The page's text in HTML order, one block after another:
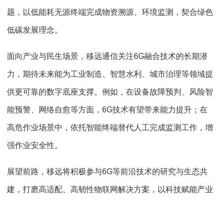
题，以低能耗无源终端完成物资溯源、环境监测，契合绿色
低碳发展理念。
面向产业与民生场景，移远通信关注6G融合技术的长期潜
力，期待未来能为工业制造、智慧水利、城市治理等领域提
供更可靠的数字底座支撑。例如，在设备故障预判、风险智
能预警、网络自愈等方面，6G技术有望带来能力提升；在
高危作业场景中，依托智能终端替代人工完成监测工作，增
强作业安全性。
展望前路，移远将积极参与6G等前沿技术的研究与生态共
建，打磨高适配、高韧性物联网解决方案，以科技赋能产业